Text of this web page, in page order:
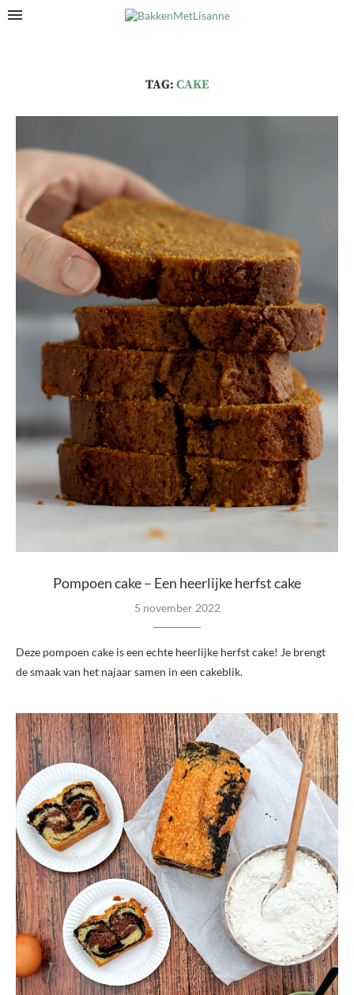
TAG: CAKE
Pompoen cake – Een heerlijke herfst cake
5 november 2022
Deze pompoen cake is een echte heerlijke herfst cake! Je brengt
de smaak van het najaar samen in een cakeblik.